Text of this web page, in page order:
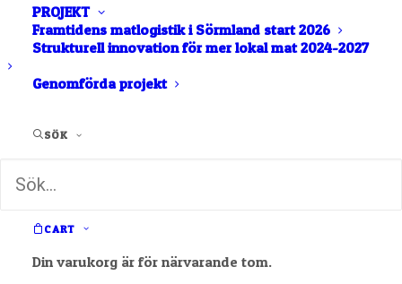
PROJEKT
Framtidens matlogistik i Sörmland start 2026
Strukturell innovation för mer lokal mat 2024-2027
Genomförda projekt
SÖK
CART
Din varukorg är för närvarande tom.
Sörmlands Matkluster består av ett hundratal små
maten. Vi arbetar med kärlek, hantverk och passion
Sörmlands lustgård.
Medlemssidor